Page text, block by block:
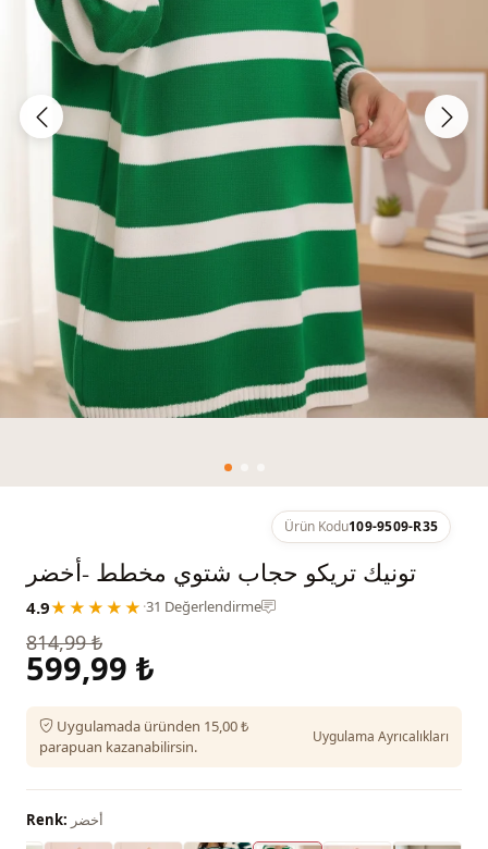
Ürün Kodu109-9509-R35
تونيك تريكو حجاب شتوي مخطط -أخضر
4.9★★★★★ ·31 Değerlendirme
814,99 ₺
599,99 ₺
Uygulamada üründen 15,00 ₺
parapuan kazanabilirsin.
Uygulama Ayrıcalıkları
Renk: أخضر